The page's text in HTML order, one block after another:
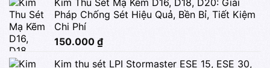
Pháp Chống Sét Hiệu Quả, Bền Bỉ, Tiết Kiệm
Chi Phí
150.000 ₫
Kim thu sét LPI Stormaster ESE 15, ESE 30,